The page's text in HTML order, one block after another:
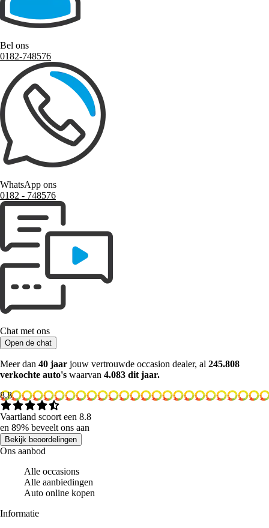
Bel ons
0182-748576
WhatsApp ons
0182 ‑ 748576
Chat met ons
Open de chat
Meer dan 40 jaar jouw vertrouwde occasion dealer, al 245.808
verkochte auto's waarvan 4.083 dit jaar.
8.8
Vaartland scoort een 8.8
en 89% beveelt ons aan
Bekijk beoordelingen
Ons aanbod
Alle occasions
Alle aanbiedingen
Auto online kopen
Informatie